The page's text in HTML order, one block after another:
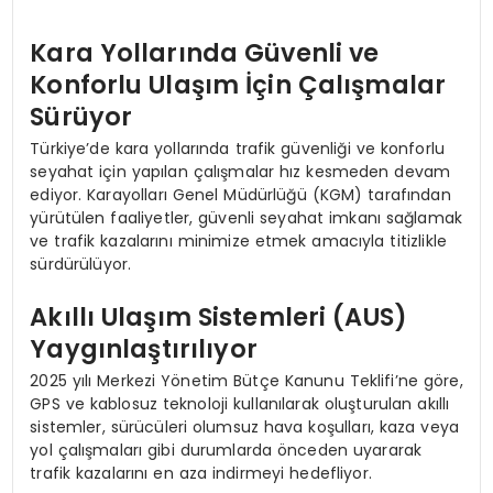
Kara Yollarında Güvenli ve
Konforlu Ulaşım İçin Çalışmalar
Sürüyor
Türkiye’de kara yollarında trafik güvenliği ve konforlu
seyahat için yapılan çalışmalar hız kesmeden devam
ediyor. Karayolları Genel Müdürlüğü (KGM) tarafından
yürütülen faaliyetler, güvenli seyahat imkanı sağlamak
ve trafik kazalarını minimize etmek amacıyla titizlikle
sürdürülüyor.
Akıllı Ulaşım Sistemleri (AUS)
Yaygınlaştırılıyor
2025 yılı Merkezi Yönetim Bütçe Kanunu Teklifi’ne göre,
GPS ve kablosuz teknoloji kullanılarak oluşturulan akıllı
sistemler, sürücüleri olumsuz hava koşulları, kaza veya
yol çalışmaları gibi durumlarda önceden uyararak
trafik kazalarını en aza indirmeyi hedefliyor.